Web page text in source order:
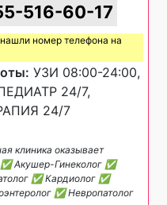
516-60-17
номер телефона на
УЗИ 08:00-24:00,
24/7,
24/7
клиника оказывает
Акушер-Гинеколог ✅
✅ Кардиолог ✅
✅ Невропатолог